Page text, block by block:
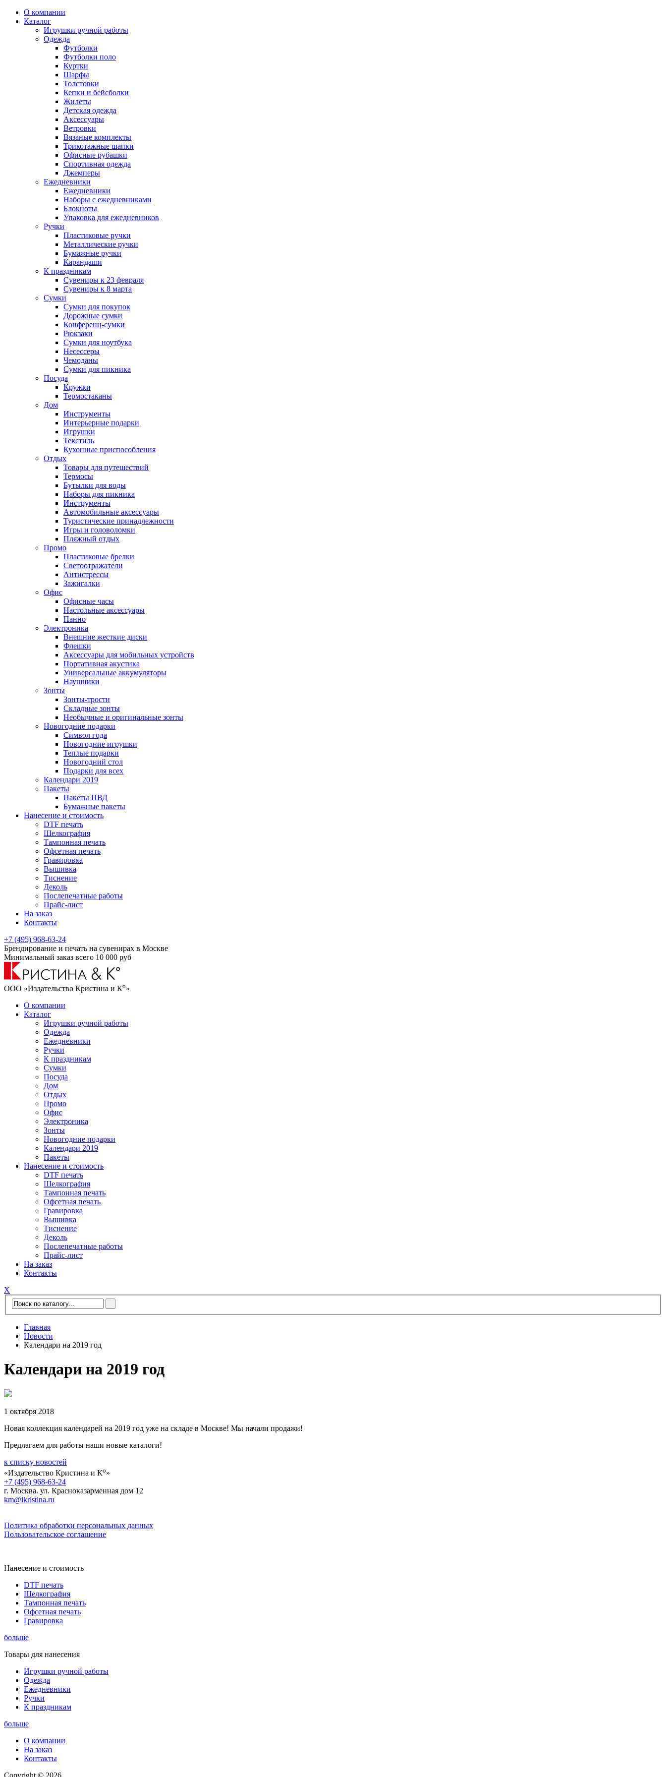
О компании
Каталог
Игрушки ручной работы
Одежда
Футболки
Футболки поло
Куртки
Шарфы
Толстовки
Кепки и бейсболки
Жилеты
Детская одежда
Аксессуары
Ветровки
Вязаные комплекты
Трикотажные шапки
Офисные рубашки
Спортивная одежда
Джемперы
Ежедневники
Ежедневники
Наборы с ежедневниками
Блокноты
Упаковка для ежедневников
Ручки
Пластиковые ручки
Металлические ручки
Бумажные ручки
Карандаши
К праздникам
Сувениры к 23 февраля
Сувениры к 8 марта
Сумки
Сумки для покупок
Дорожные сумки
Конференц-сумки
Рюкзаки
Сумки для ноутбука
Несессеры
Чемоданы
Сумки для пикника
Посуда
Кружки
Термостаканы
Дом
Инструменты
Интерьерные подарки
Игрушки
Текстиль
Кухонные приспособления
Отдых
Товары для путешествий
Термосы
Бутылки для воды
Наборы для пикника
Инструменты
Автомобильные аксессуары
Туристические принадлежности
Игры и головоломки
Пляжный отдых
Промо
Пластиковые брелки
Светоотражатели
Антистрессы
Зажигалки
Офис
Офисные часы
Настольные аксессуары
Панно
Электроника
Внешние жесткие диски
Флешки
Аксессуары для мобильных устройств
Портативная акустика
Универсальные аккумуляторы
Наушники
Зонты
Зонты-трости
Складные зонты
Необычные и оригинальные зонты
Новогодние подарки
Символ года
Новогодние игрушки
Теплые подарки
Новогодний стол
Подарки для всех
Календари 2019
Пакеты
Пакеты ПВД
Бумажные пакеты
Нанесение и стоимость
DTF печать
Шелкография
Тампонная печать
Офсетная печать
Гравировка
Вышивка
Тиснение
Деколь
Послепечатные работы
Прайс-лист
На заказ
Контакты
+7 (495) 968-63-24
Брендирование и печать на сувенирах в Москве
Минимальный заказ всего 10 000 руб
ООО «Издательство Кристина и Ко»
О компании
Каталог
Игрушки ручной работы
Одежда
Ежедневники
Ручки
К праздникам
Сумки
Посуда
Дом
Отдых
Промо
Офис
Электроника
Зонты
Новогодние подарки
Календари 2019
Пакеты
Нанесение и стоимость
DTF печать
Шелкография
Тампонная печать
Офсетная печать
Гравировка
Вышивка
Тиснение
Деколь
Послепечатные работы
Прайс-лист
На заказ
Контакты
Х
Главная
Новости
Календари на 2019 год
Календари на 2019 год
1 октября 2018
Новая коллекция календарей на 2019 год уже на складе в Москве! Мы начали продажи!
Предлагаем для работы наши новые каталоги!
к списку новостей
«Издательство Кристина и Ко»
+7 (495) 968-63-24
г. Москва. ул. Красноказарменная дом 12
km@ikristina.ru
Политика обработки персональных данных
Пользовательское соглашение
Нанесение и стоимость
DTF печать
Шелкография
Тампонная печать
Офсетная печать
Гравировка
больше
Товары для нанесения
Игрушки ручной работы
Одежда
Ежедневники
Ручки
К праздникам
больше
О компании
На заказ
Контакты